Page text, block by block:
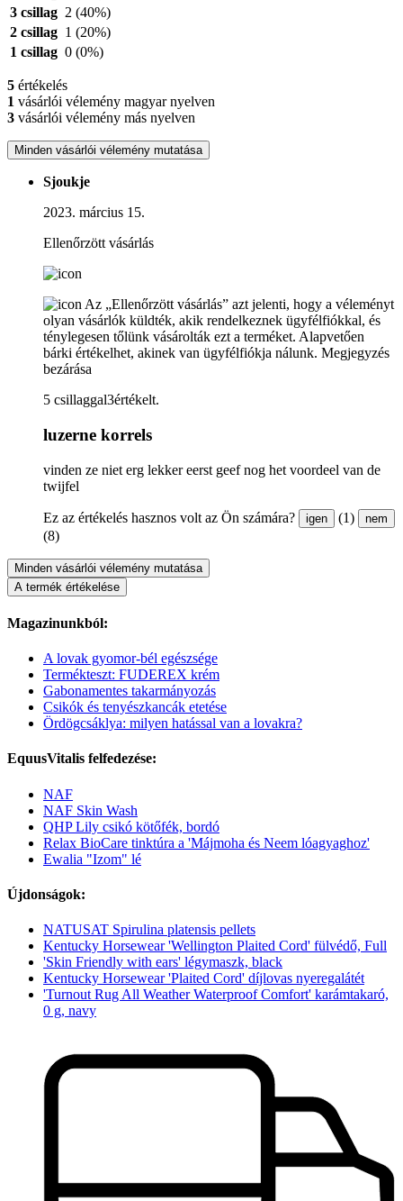
3 csillag 2 (40%)
2 csillag 1 (20%)
1 csillag 0 (0%)
5 értékelés
1 vásárlói vélemény magyar nyelven
3 vásárlói vélemény más nyelven
Minden vásárlói vélemény mutatása
Sjoukje
2023. március 15.
Ellenőrzött vásárlás
Az „Ellenőrzött vásárlás” azt jelenti, hogy a véleményt
olyan vásárlók küldték, akik rendelkeznek ügyfélfiókkal, és
ténylegesen tőlünk vásárolták ezt a terméket. Alapvetően
bárki értékelhet, akinek van ügyfélfiókja nálunk. Megjegyzés
bezárása
5 csillaggal3értékelt.
luzerne korrels
vinden ze niet erg lekker eerst geef nog het voordeel van de
twijfel
Ez az értékelés hasznos volt az Ön számára? igen (1) nem
(8)
Minden vásárlói vélemény mutatása
A termék értékelése
Magazinunkból:
A lovak gyomor-bél egészsége
Termékteszt: FUDEREX krém
Gabonamentes takarmányozás
Csikók és tenyészkancák etetése
Ördögcsáklya: milyen hatással van a lovakra?
EquusVitalis felfedezése:
NAF
NAF Skin Wash
QHP Lily csikó kötőfék, bordó
Relax BioCare tinktúra a 'Májmoha és Neem lóagyaghoz'
Ewalia "Izom" lé
Újdonságok:
NATUSAT Spirulina platensis pellets
Kentucky Horsewear 'Wellington Plaited Cord' fülvédő, Full
'Skin Friendly with ears' légymaszk, black
Kentucky Horsewear 'Plaited Cord' díjlovas nyeregalátét
'Turnout Rug All Weather Waterproof Comfort' karámtakaró,
0 g, navy